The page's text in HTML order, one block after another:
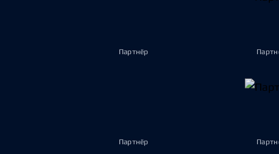
Партнёр
Партнёр